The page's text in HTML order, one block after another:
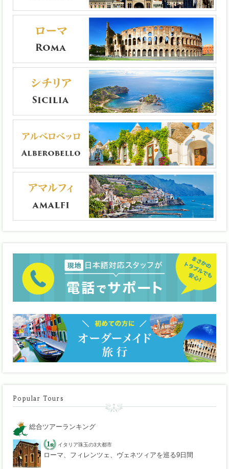
Popular Tours
総合ツアーランキング
イタリア珠玉の3大都市
ローマ、フィレンツェ、ヴェネツィアを巡る9日間